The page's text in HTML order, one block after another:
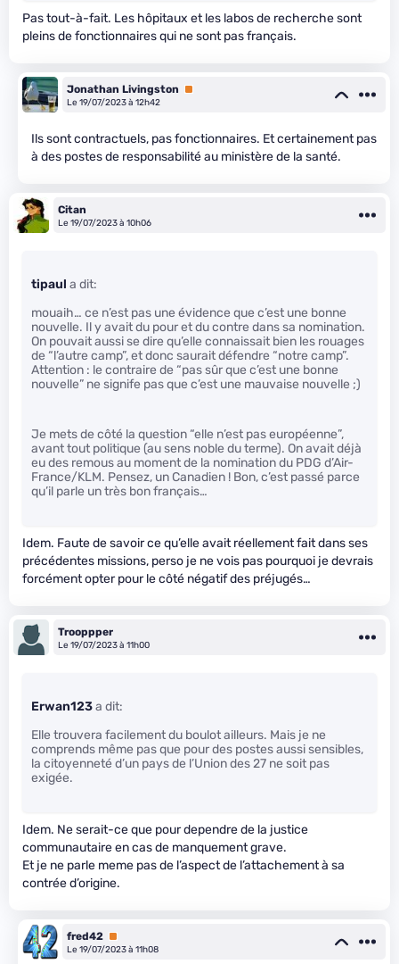
Pas tout-à-fait. Les hôpitaux et les labos de recherche sont
pleins de fonctionnaires qui ne sont pas français.
Jonathan Livingston
Premium
Le 19/07/2023 à 12h42
Ils sont contractuels, pas fonctionnaires. Et certainement pas
à des postes de responsabilité au ministère de la santé.
Citan
Le 19/07/2023 à 10h06
tipaul a dit:
mouaih… ce n’est pas une évidence que c’est une bonne
nouvelle. Il y avait du pour et du contre dans sa nomination.
On pouvait aussi se dire qu’elle connaissait bien les rouages
de “l’autre camp”, et donc saurait défendre “notre camp”.
Attention : le contraire de “pas sûr que c’est une bonne
nouvelle” ne signife pas que c’est une mauvaise nouvelle ;)
Je mets de côté la question “elle n’est pas européenne”,
avant tout politique (au sens noble du terme). On avait déjà
eu des remous au moment de la nomination du PDG d’Air-
France/KLM. Pensez, un Canadien ! Bon, c’est passé parce
qu’il parle un très bon français…
Idem. Faute de savoir ce qu’elle avait réellement fait dans ses
précédentes missions, perso je ne vois pas pourquoi je devrais
forcément opter pour le côté négatif des préjugés…
Trooppper
Le 19/07/2023 à 11h00
Erwan123a dit:
Elle trouvera facilement du boulot ailleurs. Mais je ne
comprends même pas que pour des postes aussi sensibles,
la citoyenneté d’un pays de l’Union des 27 ne soit pas
exigée.
Idem. Ne serait-ce que pour dependre de la justice
communautaire en cas de manquement grave.
Et je ne parle meme pas de l’aspect de l’attachement à sa
contrée d’origine.
fred42 Premium
Le 19/07/2023 à 11h08